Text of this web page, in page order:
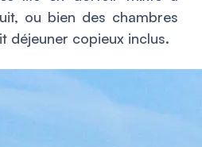
ou bien des chambres
déjeuner copieux inclus.